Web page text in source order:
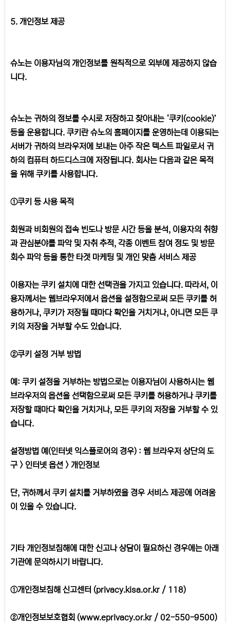
5. 개인정보 제공
슈노는 이용자님의 개인정보를 원칙적으로 외부에 제공하지 않습
니다.
슈노는 귀하의 정보를 수시로 저장하고 찾아내는 ‘쿠키(cookie)’
등을 운용합니다. 쿠키란 슈노의 홈페이지를 운영하는데 이용되는
서버가 귀하의 브라우저에 보내는 아주 작은 텍스트 파일로서 귀
하의 컴퓨터 하드디스크에 저장됩니다. 회사는 다음과 같은 목적
을 위해 쿠키를 사용합니다.
①쿠키 등 사용 목적
회원과 비회원의 접속 빈도나 방문 시간 등을 분석, 이용자의 취향
과 관심분야를 파악 및 자취 추적, 각종 이벤트 참여 정도 및 방문
회수 파악 등을 통한 타겟 마케팅 및 개인 맞춤 서비스 제공
이용자는 쿠키 설치에 대한 선택권을 가지고 있습니다. 따라서, 이
용자께서는 웹브라우저에서 옵션을 설정함으로써 모든 쿠키를 허
용하거나, 쿠키가 저장될 때마다 확인을 거치거나, 아니면 모든 쿠
키의 저장을 거부할 수도 있습니다.
②쿠키 설정 거부 방법
예: 쿠키 설정을 거부하는 방법으로는 이용자님이 사용하시는 웹
브라우저의 옵션을 선택함으로써 모든 쿠키를 허용하거나 쿠키를
저장할 때마다 확인을 거치거나, 모든 쿠키의 저장을 거부할 수 있
습니다.
설정방법 예(인터넷 익스플로어의 경우) : 웹 브라우저 상단의 도
구 > 인터넷 옵션 > 개인정보
단, 귀하께서 쿠키 설치를 거부하였을 경우 서비스 제공에 어려움
이 있을 수 있습니다.
기타 개인정보침해에 대한 신고나 상담이 필요하신 경우에는 아래
기관에 문의하시기 바랍니다.
①개인정보침해 신고센터 (privacy.kisa.or.kr / 118)
②개인정보보호협회 (www.eprivacy.or.kr/ 02-550-9500)